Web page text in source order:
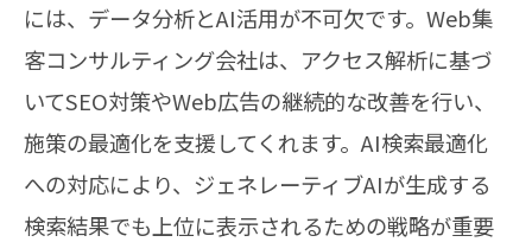
には、データ分析とAI活用が不可欠です。Web集
客コンサルティング会社は、アクセス解析に基づ
いてSEO対策やWeb広告の継続的な改善を行い、
施策の最適化を支援してくれます。AI検索最適化
への対応により、ジェネレーティブAIが生成する
検索結果でも上位に表示されるための戦略が重要